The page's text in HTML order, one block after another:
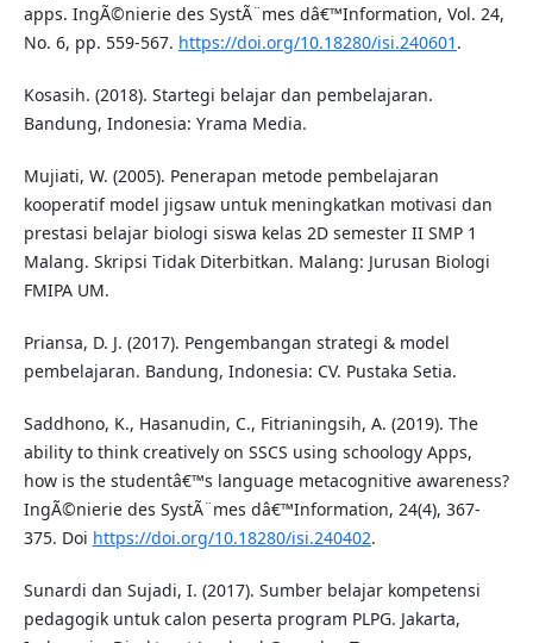
apps. IngÃ©nierie des SystÃ¨mes dâ€™Information, Vol. 24,
No. 6, pp. 559-567. https://doi.org/10.18280/isi.240601 .
Kosasih. (2018). Startegi belajar dan pembelajaran.
Bandung, Indonesia: Yrama Media.
Mujiati, W. (2005). Penerapan metode pembelajaran
kooperatif model jigsaw untuk meningkatkan motivasi dan
prestasi belajar biologi siswa kelas 2D semester II SMP 1
Malang. Skripsi Tidak Diterbitkan. Malang: Jurusan Biologi
FMIPA UM.
Priansa, D. J. (2017). Pengembangan strategi & model
pembelajaran. Bandung, Indonesia: CV. Pustaka Setia.
Saddhono, K., Hasanudin, C., Fitrianingsih, A. (2019). The
ability to think creatively on SSCS using schoology Apps,
how is the studentâ€™s language metacognitive awareness?
IngÃ©nierie des SystÃ¨mes dâ€™Information, 24(4), 367-
375. Doi https://doi.org/10.18280/isi.240402.
Sunardi dan Sujadi, I. (2017). Sumber belajar kompetensi
pedagogik untuk calon peserta program PLPG. Jakarta,